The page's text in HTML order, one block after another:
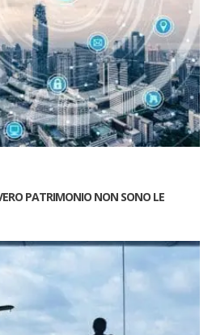
PATRIMONIO NON SONO LE